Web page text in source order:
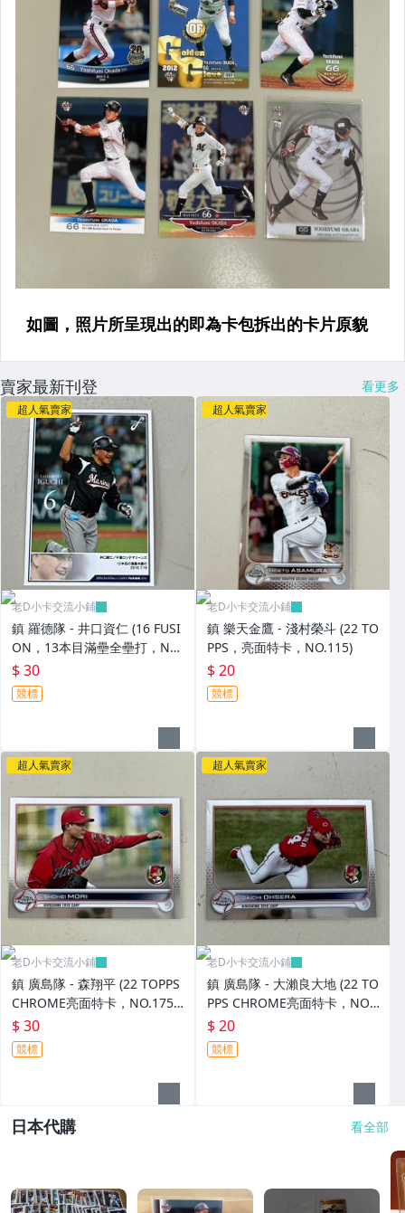
賣家最新刊登 看更多
超人氣賣家
老D小卡交流小鋪
鎮 羅德隊 - 井口資仁 (16 FUSI
ON，13本目滿壘全壘打，NO.
064) BBM活動卡，有鋼印
$ 30
競標
超人氣賣家
老D小卡交流小鋪
鎮 樂天金鷹 - 淺村榮斗 (22 TO
PPS，亮面特卡，NO.115)
$ 20
競標
超人氣賣家
老D小卡交流小鋪
鎮 廣島隊 - 森翔平 (22 TOPPS
CHROME亮面特卡，NO.175)
RC新人卡
$ 30
競標
超人氣賣家
老D小卡交流小鋪
鎮 廣島隊 - 大瀨良大地 (22 TO
PPS CHROME亮面特卡，NO.
176)
$ 20
競標
日本代購 看全部